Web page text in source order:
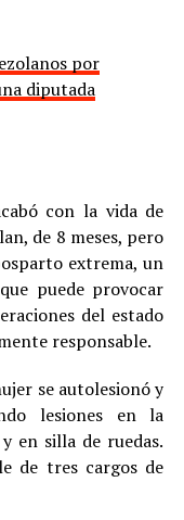
por
diputada
con la vida de
de 8 meses, pero
extrema, un
puede provocar
del estado
responsable.
se autolesionó y
lesiones en la
en silla de ruedas.
de tres cargos de